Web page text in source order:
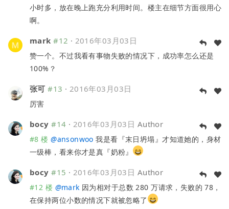
小时多，放在晚上跑充分利用时间。楼主在细节方面很用心
啊。
mark #12 · 2016年03月03日
赞一个。不过我看有事物失败的情况下，成功率怎么还是
100%？
张可 #13 · 2016年03月03日
厉害
bocy #14 · 2016年03月03日 Author
#8 楼 @ansonwoo 我是看『末日坍塌』才知道她的，身材
一级棒，看来你才是真『奶粉』
bocy #15 · 2016年03月03日 Author
#12 楼 @mark 因为相对于总数 280 万请求，失败的 78，
在保持两位小数的情况下就被忽略了